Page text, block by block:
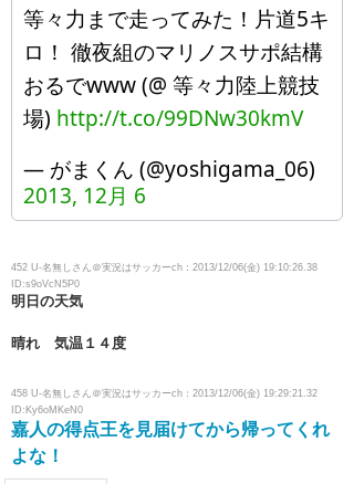
等々力まで走ってみた！片道5キ
ロ！ 徹夜組のマリノスサポ結構
おるでwww (@ 等々力陸上競技
場) http://t.co/99DNw30kmV
— がまくん (@yoshigama_06)
2013, 12月 6
452 U-名無しさん＠実況はサッカーch：2013/12/06(金) 19:10:26.38
ID:s9oVcN5P0
明日の天気
晴れ 気温１４度
458 U-名無しさん＠実況はサッカーch：2013/12/06(金) 19:29:21.32
ID:Ky6oMKeN0
嘉人の得点王を見届けてから帰ってくれ
よな！